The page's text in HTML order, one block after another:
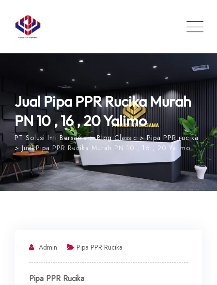
content
Jual Pipa PPR Rucika Murah
PN 10 , 16 , 20 Yalimo
PT Solusi Inti Bersama>Blog Classic>Pipa PPR rucika
>Jual Pipa PPR Rucika Murah PN 10 , 16 , 20 Yalimo
Admin Pipa PPR Rucika
Pipa PPR Rucika